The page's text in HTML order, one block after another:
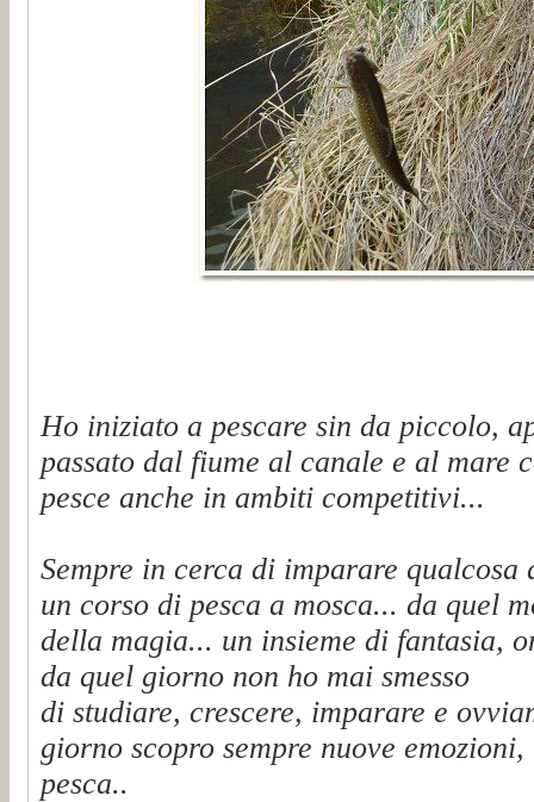
Ho iniziato a pescare sin da piccolo,
passato dal fiume al canale e al mare
pesce anche in ambiti competitivi...
Sempre in cerca di imparare
un corso di pesca a mosca... da quel
della magia... un insieme di fantasia,
da quel giorno non ho mai smesso
di studiare, crescere, imparare e
giorno scopro sempre nuove
pesca..